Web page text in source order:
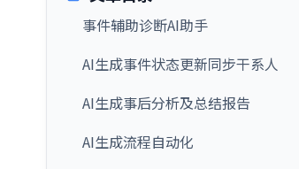
事件辅助诊断AI助手
AI生成事件状态更新同步干系人
AI生成事后分析及总结报告
AI生成流程自动化